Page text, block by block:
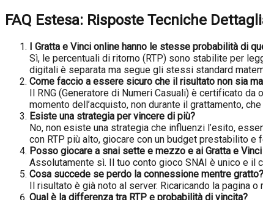
FAQ Estesa: Risposte Tecniche
I Gratta e Vinci online hanno le stesse probabilità di
Sì, le percentuali di ritorno (RTP) sono stabilite per
digitali è separata ma segue gli stessi standard
Come faccio a essere sicuro che il risultato non sia
Il RNG (Generatore di Numeri Casuali) è certificato
momento dell’acquisto, non durante il grattamento,
Esiste una strategia per vincere di più?
No, non esiste una strategia che influenzi l’esito,
con RTP più alto, giocare con un budget prestabilito
Posso giocare a snai sette e mezzo e ai Gratta e
Assolutamente sì. Il tuo conto gioco SNAI è unico e il
Cosa succede se perdo la connessione mentre gratto?
Il risultato è già noto al server. Ricaricando la pagina
Qual è la differenza tra RTP e probabilità di vincita?